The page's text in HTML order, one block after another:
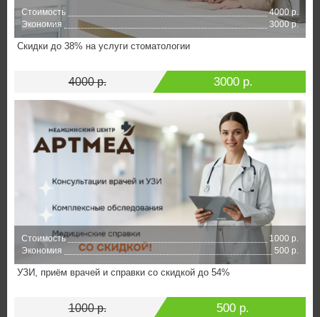
Стоимость
4000 р.
Экономия
3000 р.
Скидки до 38% на услуги стоматологии
4000 р. 3000 р.
Стоимость
1000 р.
Экономия
500 р.
УЗИ, приём врачей и справки со скидкой до 54%
1000 р. 500 р.